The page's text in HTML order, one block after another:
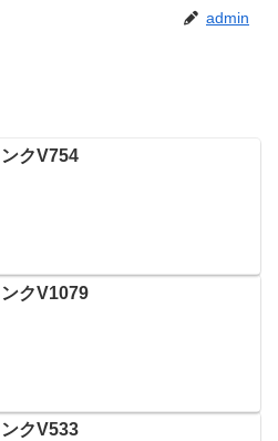
admin
ンクV754
ンクV1079
ンクV533